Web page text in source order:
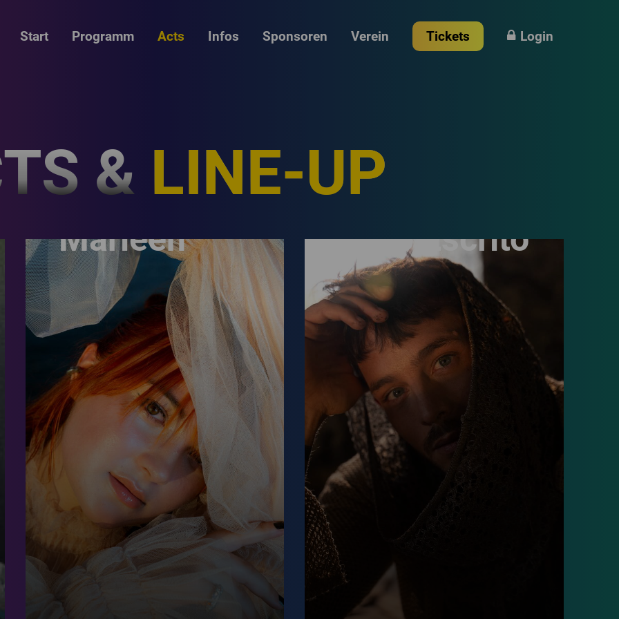
Start Programm Acts Infos Sponsoren Verein Tickets Login
& LINE-UP
Joya
Marleen
Loco Escrito